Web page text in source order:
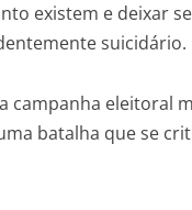
existem e deixar
suicidário.
campanha eleitoral
batalha que se